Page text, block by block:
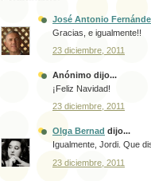
José Antonio
Gracias, e igualmente!!
23 diciembre, 2011
Anónimo dijo...
¡Feliz Navidad!
23 diciembre, 2011
Olga Bernad dijo...
Igualmente, Jordi. Que
23 diciembre, 2011